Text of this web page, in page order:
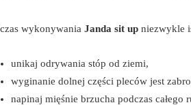
wykonywania Janda sit up niezwykle
unikaj odrywania stóp od ziemi,
wyginanie dolnej części pleców jest
napinaj mięśnie brzucha podczas całego